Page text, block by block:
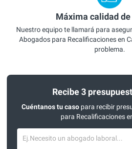
Máxima calidad
Nuestro equipo te llamará para
Abogados para Recalificaciones en
problema.
Recibe 3
Cuéntanos tu casopara recibir
para Recalificaciones